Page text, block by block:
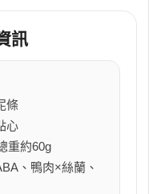
訊
條
心
重約60g
、鴨肉×絲蘭、